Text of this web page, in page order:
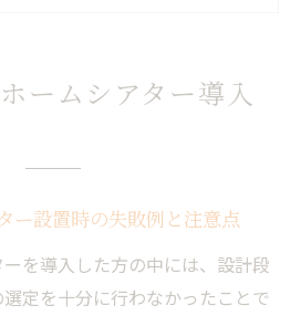
ームシアターオプションの比
はのホームシアター施工費の
ー設計で工務店に依頼するメ
ームシアター導入
ー設置時の失敗例と注意点
を導入した方の中には、設計段
定を十分に行わなかったことで